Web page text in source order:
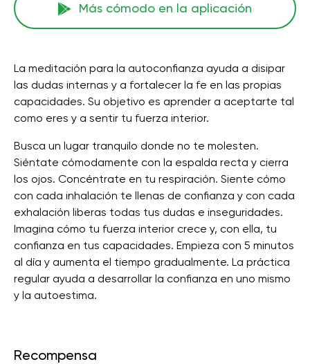
Más cómodo en la aplicación
La meditación para la autoconfianza ayuda a disipar
las dudas internas y a fortalecer la fe en las propias
capacidades. Su objetivo es aprender a aceptarte tal
como eres y a sentir tu fuerza interior.
Busca un lugar tranquilo donde no te molesten.
Siéntate cómodamente con la espalda recta y cierra
los ojos. Concéntrate en tu respiración. Siente cómo
con cada inhalación te llenas de confianza y con cada
exhalación liberas todas tus dudas e inseguridades.
Imagina cómo tu fuerza interior crece y, con ella, tu
confianza en tus capacidades. Empieza con 5 minutos
al día y aumenta el tiempo gradualmente. La práctica
regular ayuda a desarrollar la confianza en uno mismo
y la autoestima.
Recompensa